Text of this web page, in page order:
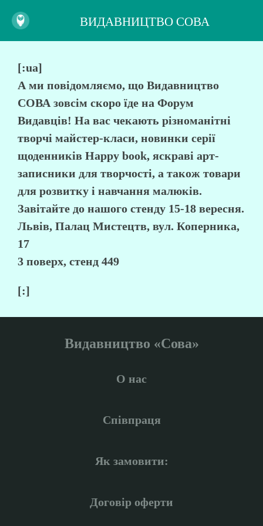
ВИДАВНИЦТВО СОВА
[:ua]
А ми повідомляємо, що Видавництво
СОВА зовсім скоро їде на Форум
Видавців! На вас чекають різноманітні
творчі майстер-класи, новинки серії
щоденників Happy book, яскраві арт-
записники для творчості, а також товари
для розвитку і навчання малюків.
Завітайте до нашого стенду 15-18 вересня.
Львів, Палац Мистецтв, вул. Коперника,
17
3 поверх, стенд 449
[:]
Видавництво «Сова»
О нас
Співпраця
Як замовити:
Договір оферти